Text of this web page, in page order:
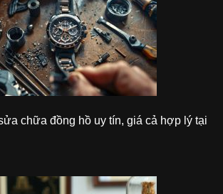
chữa đồng hồ uy tín, giá cả hợp lý tại